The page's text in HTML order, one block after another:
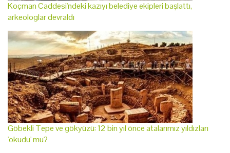
Koçman Caddesi'ndeki kazıyı belediye ekipleri başlattı,
arkeologlar devraldı
Göbekli Tepe ve gökyüzü: 12 bin yıl önce atalarımız yıldızları
'okudu' mu?